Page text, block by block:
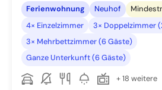
Ferienwohnung Neuhof
4× Einzelzimmer
3× Doppelzimmer
3× Mehrbettzimmer (6 Gäste)
Ganze Unterkunft (6 Gäste)
+ 18 weitere